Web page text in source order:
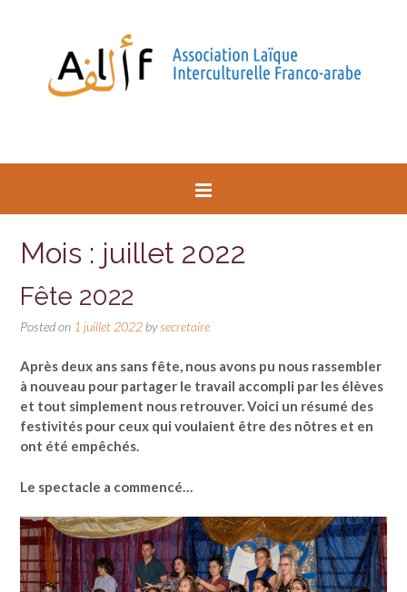
Mois : juillet 2022
Fête 2022
Posted on 1 juillet 2022 bysecretaire
Après deux ans sans fête, nous avons pu nous rassembler
à nouveau pour partager le travail accompli par les élèves
et tout simplement nous retrouver. Voici un résumé des
festivités pour ceux qui voulaient être des nôtres et en
ont été empêchés.
Le spectacle a commencé…